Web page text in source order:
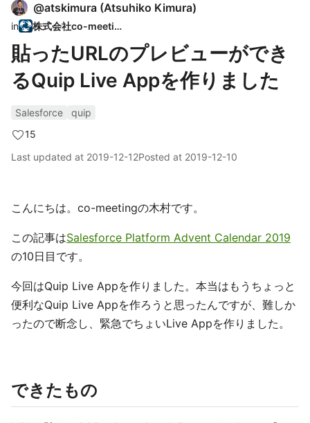
@atskimura (Atsuhiko Kimura)
in 株式会社co-meeting
貼ったURLのプレビューができ
るQuip Live Appを作りました
Salesforce
quip
15
Last updated at 2019-12-12Posted at 2019-12-10
こんにちは。co-meetingの木村です。
この記事はSalesforce Platform Advent Calendar 2019
の10日目です。
今回はQuip Live Appを作りました。本当はもうちょっと
便利なQuip Live Appを作ろうと思ったんですが、難しか
ったので断念し、緊急でちょいLive Appを作りました。
できたもの